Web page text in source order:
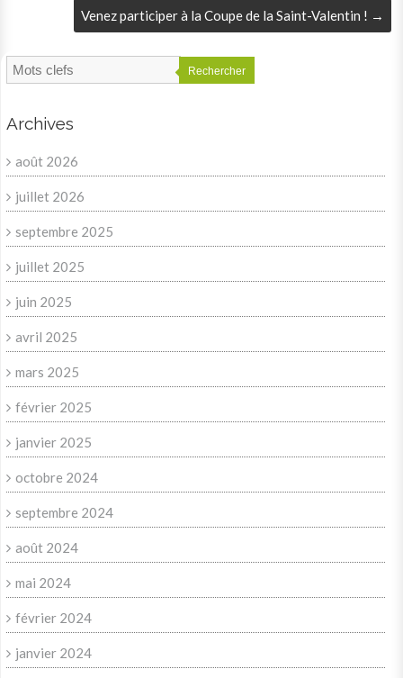
Venez participer à la Coupe de la Saint-Valentin ! →
Rechercher
Archives
août 2026
juillet 2026
septembre 2025
juillet 2025
juin 2025
avril 2025
mars 2025
février 2025
janvier 2025
octobre 2024
septembre 2024
août 2024
mai 2024
février 2024
janvier 2024